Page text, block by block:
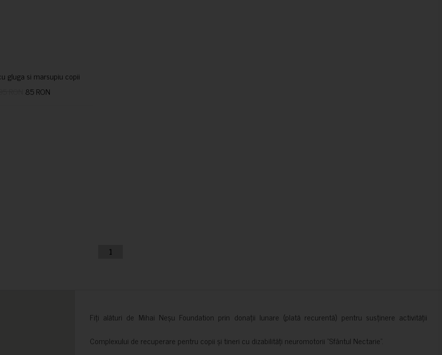
gluga si marsupiu copii
85 RON
1
Fiți alături de Mihai Neșu Foundation prin donații lunare (plată recurentă) pentru susținere activității
Complexului de recuperare pentru copii și tineri cu dizabilități neuromotorii ”Sfântul Nectarie”.